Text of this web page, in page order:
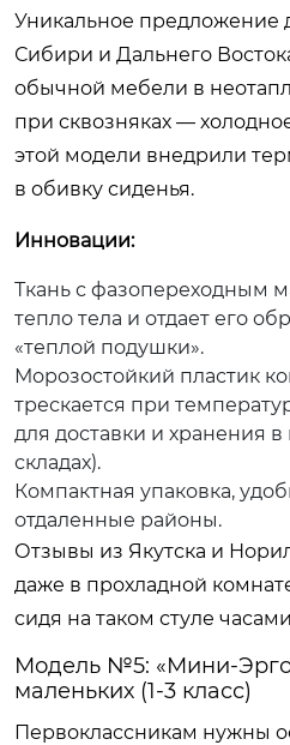
Уникальное предложение
Сибири и Дальнего
обычной мебели в
при сквозняках —
этой модели внедрили
в обивку сиденья.
Инновации:
Ткань с фазопереходным
тепло тела и отдает его
«теплой подушки».
Морозостойкий пластик
трескается при
для доставки и хранения
складах).
Компактная упаковка,
отдаленные районы.
Отзывы из Якутска и
даже в прохладной
сидя на таком стуле
Модель №5: «Мини-
маленьких (1-3 класс)
Первоклассникам нужны